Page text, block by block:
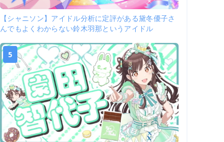
【シャニソン】アイドル分析に定評がある黛冬優子さ
んでもよくわからない鈴木羽那というアイドル
5